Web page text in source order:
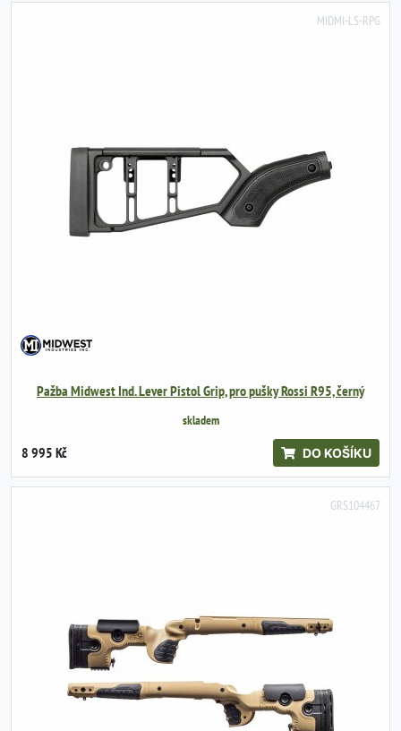
MIDMI-LS-RPG
Pažba Midwest Ind. Lever Pistol Grip, pro pušky Rossi R95, černý
skladem
8 995 Kč DO KOŠÍKU
GRS104467